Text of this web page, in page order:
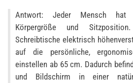
Antwort: Jeder Mensch hat
Körpergröße und
Schreibtische elektrisch
auf die persönliche,
einstellen ab 65 cm. Dadurch
und Bildschirm in einer